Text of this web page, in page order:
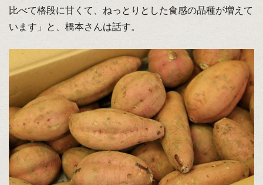
比べて格段に甘くて、ねっとりとした食感の品種が増えて
います」と、橋本さんは話す。